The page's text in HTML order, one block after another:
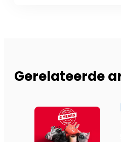
Gerelateerde